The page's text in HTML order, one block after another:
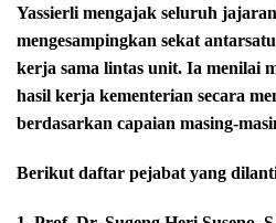
Yassierli mengajak seluruh
mengesampingkan sekat
kerja sama lintas unit. Ia menilai
hasil kerja kementerian secara
berdasarkan capaian masing-
Berikut daftar pejabat yang